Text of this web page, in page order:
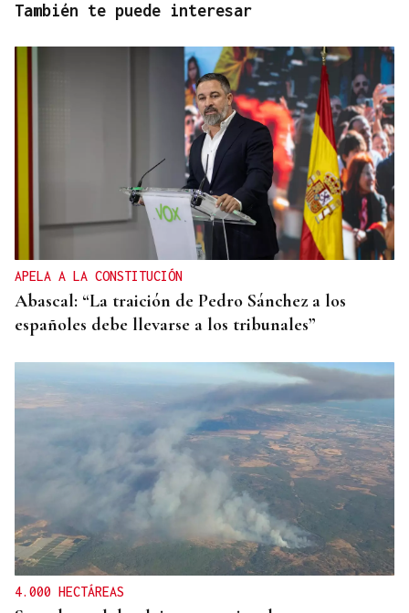
También te puede interesar
APELA A LA CONSTITUCIÓN
Abascal: “La traición de Pedro Sánchez a los
españoles debe llevarse a los tribunales”
4.000 HECTÁREAS